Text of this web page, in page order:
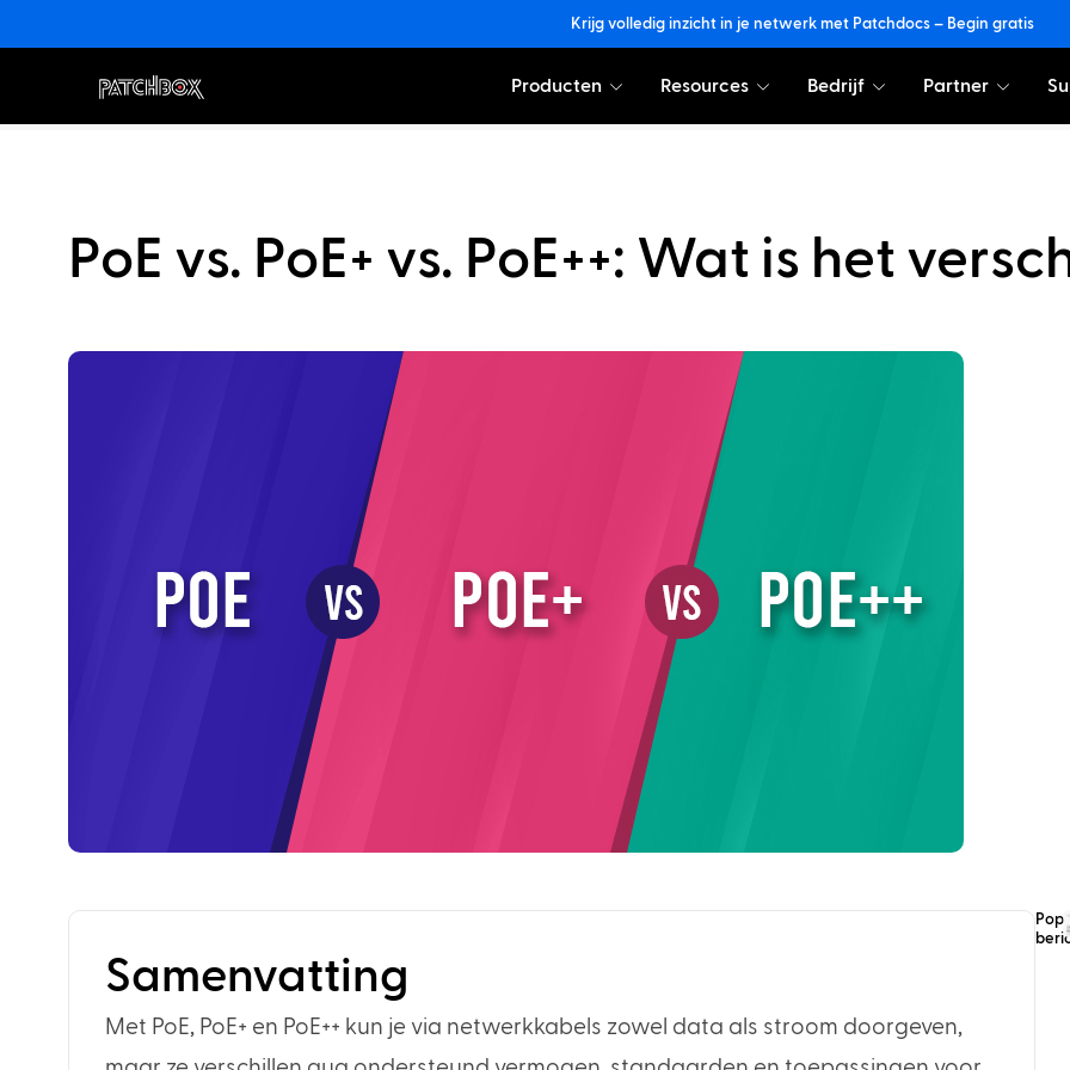
Krijg volledig inzicht in je netwerk met Patchdocs – Begin gratis
Producten Resources Bedrijf Partner
PoE vs. PoE+ vs. PoE++: Wat is het
Samenvatting
Met PoE, PoE+ en PoE++ kun je via netwerkkabels zowel data als stroom doorgeven,